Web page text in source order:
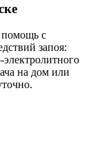
помощь с
запоя:
на дом или